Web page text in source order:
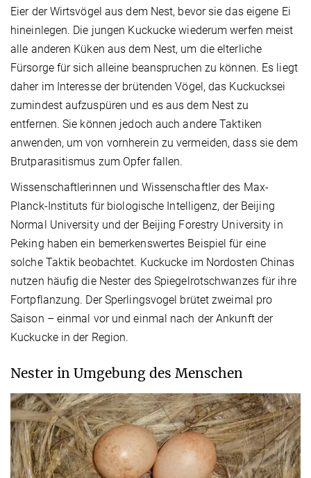
Eier der Wirtsvögel aus dem Nest, bevor sie das eigene Ei
hineinlegen. Die jungen Kuckucke wiederum werfen meist
alle anderen Küken aus dem Nest, um die elterliche
Fürsorge für sich alleine beanspruchen zu können. Es liegt
daher im Interesse der brütenden Vögel, das Kuckucksei
zumindest aufzuspüren und es aus dem Nest zu
entfernen. Sie können jedoch auch andere Taktiken
anwenden, um von vornherein zu vermeiden, dass sie dem
Brutparasitismus zum Opfer fallen.
Wissenschaftlerinnen und Wissenschaftler des Max-
Planck-Instituts für biologische Intelligenz, der Beijing
Normal University und der Beijing Forestry University in
Peking haben ein bemerkenswertes Beispiel für eine
solche Taktik beobachtet. Kuckucke im Nordosten Chinas
nutzen häufig die Nester des Spiegelrotschwanzes für ihre
Fortpflanzung. Der Sperlingsvogel brütet zweimal pro
Saison – einmal vor und einmal nach der Ankunft der
Kuckucke in der Region.
Nester in Umgebung des Menschen